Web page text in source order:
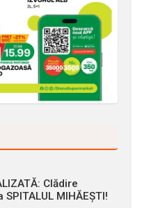
Clădire
MIHĂEȘTI!